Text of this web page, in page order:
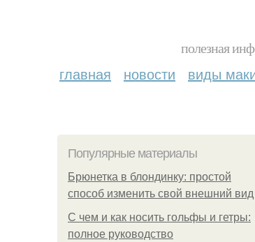
полезная
главная новости виды
Популярные материалы
Брюнетка в блондинку: простой
способ изменить свой внешний вид
С чем и как носить гольфы и гетры:
полное руководство